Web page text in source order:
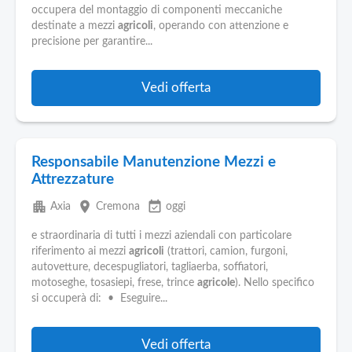
occupera del montaggio di componenti meccaniche
destinate a mezzi agricoli, operando con attenzione e
precisione per garantire...
Vedi offerta
Responsabile Manutenzione Mezzi e
Attrezzature
apartment Axia place Cremona event_available oggi
e straordinaria di tutti i mezzi aziendali con particolare
riferimento ai mezzi agricoli (trattori, camion, furgoni,
autovetture, decespugliatori, tagliaerba, soffiatori,
motoseghe, tosasiepi, frese, trince agricole). Nello specifico
si occuperà di: • Eseguire...
Vedi offerta